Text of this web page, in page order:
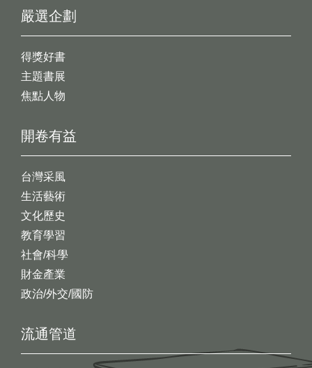
開卷有益
台灣采風
生活藝術
文化歷史
教育學習
社會/科學
財金產業
政治/外交/國防
嚴選企劃
得獎好書
主題書展
焦點人物
流通管道